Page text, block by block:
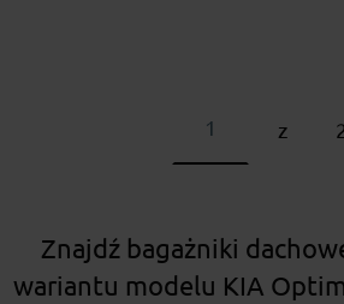
z 2
Znajdź bagażniki
wariantu modelu KIA